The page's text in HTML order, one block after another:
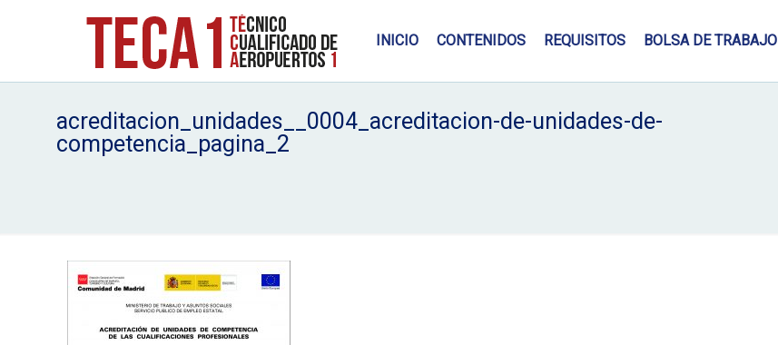
INICIO CONTENIDOS REQUISITOS BOLSA DE TRABAJO
acreditacion_unidades__0004_acreditacion-de-unidades-de-
competencia_pagina_2